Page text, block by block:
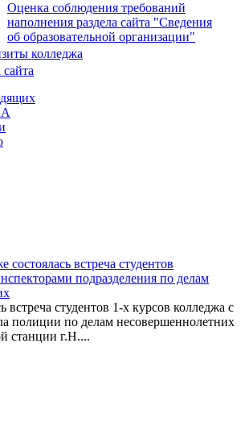
Оценка соблюдения требований
наполнения раздела сайта "Сведения
об образовательной организации"
колледжа
A
состоялась встреча студентов
подразделения по делам
встреча студентов 1-х курсов колледжа с
полиции по делам несовершеннолетних
станции г.Н....